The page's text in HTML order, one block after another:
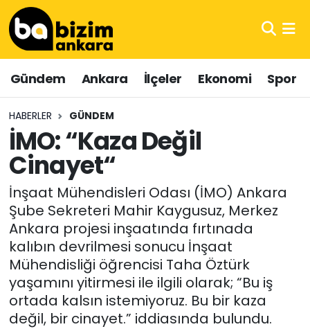
Gündem Ankara İlçeler Ekonomi Spor
HABERLER GÜNDEM
İMO: “Kaza Değil
Cinayet“
İnşaat Mühendisleri Odası (İMO) Ankara
Şube Sekreteri Mahir Kaygusuz, Merkez
Ankara projesi inşaatında fırtınada
kalıbın devrilmesi sonucu İnşaat
Mühendisliği öğrencisi Taha Öztürk
yaşamını yitirmesi ile ilgili olarak; “Bu iş
ortada kalsın istemiyoruz. Bu bir kaza
değil, bir cinayet.” iddiasında bulundu.
Hava Durumu
Trafik Durumu
Süper Lig Puan Durumu ve Fikstür
Tüm Manşetler
Son Dakika Haberleri
Haber Arşivi